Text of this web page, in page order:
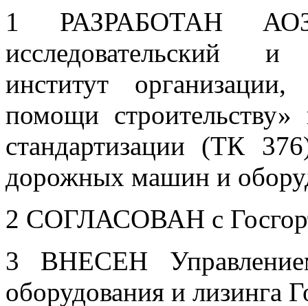
1 РАЗРАБОТАН
исследовательский и
институт
помощи
стандартизации (ТК
дорожных машин и
2 СОГЛАСОВАН с
3 ВНЕСЕН
оборудования и лизинга